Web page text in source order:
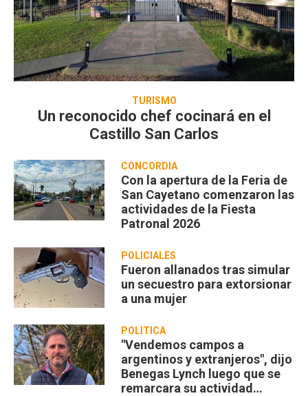
TURISMO
Un reconocido chef cocinará en el
Castillo San Carlos
CONCORDIA
Con la apertura de la Feria de
San Cayetano comenzaron las
actividades de la Fiesta
Patronal 2026
POLICIALES
Fueron allanados tras simular
un secuestro para extorsionar
a una mujer
POLÍTICA
"Vendemos campos a
argentinos y extranjeros", dijo
Benegas Lynch luego que se
remarcara su actividad